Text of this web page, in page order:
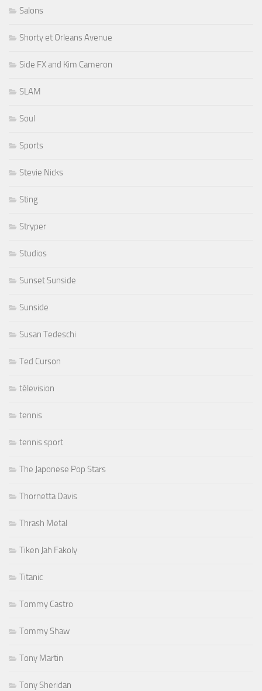
Salons
Shorty et Orleans Avenue
Side FX and Kim Cameron
SLAM
Soul
Sports
Stevie Nicks
Sting
Stryper
Studios
Sunset Sunside
Sunside
Susan Tedeschi
Ted Curson
télevision
tennis
tennis sport
The Japonese Pop Stars
Thornetta Davis
Thrash Metal
Tiken Jah Fakoly
Titanic
Tommy Castro
Tommy Shaw
Tony Martin
Tony Sheridan